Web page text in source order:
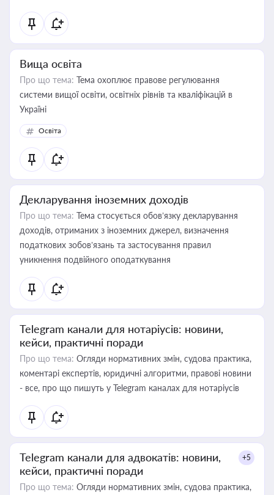
Вища освіта
Про що тема: Тема охоплює правове регулювання
системи вищої освіти, освітніх рівнів та кваліфікацій в
Україні
Освіта
Декларування іноземних доходів
Про що тема: Тема стосується обов’язку декларування
доходів, отриманих з іноземних джерел, визначення
податкових зобов’язань та застосування правил
уникнення подвійного оподаткування
Telegram канали для нотаріусів: новини,
кейси, практичні поради
Про що тема: Огляди нормативних змін, судова практика,
коментарі експертів, юридичні алгоритми, правові новини
- все, про що пишуть у Telegram каналах для нотаріусів
Telegram канали для адвокатів: новини,
кейси, практичні поради
+5
Про що тема: Огляди нормативних змін, судова практика,